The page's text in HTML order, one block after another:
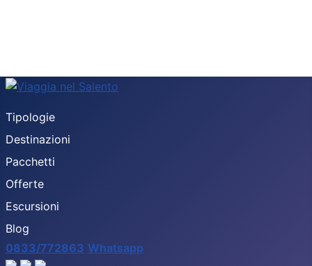
Tipologie
Destinazioni
Pacchetti
Offerte
Escursioni
Blog
0833/772863 Whatsapp